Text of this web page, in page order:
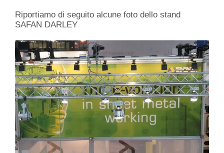
Riportiamo di seguito alcune foto dello stand
SAFAN DARLEY